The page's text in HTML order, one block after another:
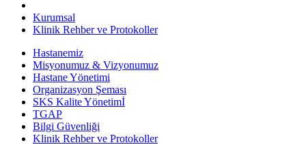
Kurumsal
Klinik Rehber ve Protokoller
Hastanemiz
Misyonumuz & Vizyonumuz
Hastane Yönetimi
Organizasyon Şeması
SKS Kalite Yönetimİ
TGAP
Bilgi Güvenliği
Klinik Rehber ve Protokoller